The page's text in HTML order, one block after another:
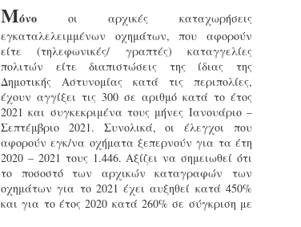
Μόνο οι αρχικές καταχωρήσεις
εγκαταλελειμμένων οχημάτων, που αφορούν
είτε (τηλεφωνικές/ γραπτές) καταγγελίες
πολιτών είτε διαπιστώσεις της ίδιας της
Δημοτικής Αστυνομίας κατά τις περιπολίες,
έχουν αγγίξει τις 300 σε αριθμό κατά το έτος
2021 και συγκεκριμένα τους μήνες Ιανουάριο –
Σεπτέμβριο 2021. Συνολικά, οι έλεγχοι που
αφορούν εγκ/να οχήματα ξεπερνούν για τα έτη
2020 – 2021 τους 1.446. Αξίζει να σημειωθεί ότι
το ποσοστό των αρχικών καταγραφών των
οχημάτων για το 2021 έχει αυξηθεί κατά 450%
και για το έτος 2020 κατά 260% σε σύγκριση με
καθώς από την 1η
επιχειρησιακή
παρουσία του Δήμου
χώρους.
Η νέα υπηρεσία θα
εκπαιδευμένους
ήδη ολοκληρώσει την
είναι έτοιμοι να
Στο πλαίσιο της
ολοκαίνουργια
τις περιπολίες και τις
στελεχών της υπηρεσίας.